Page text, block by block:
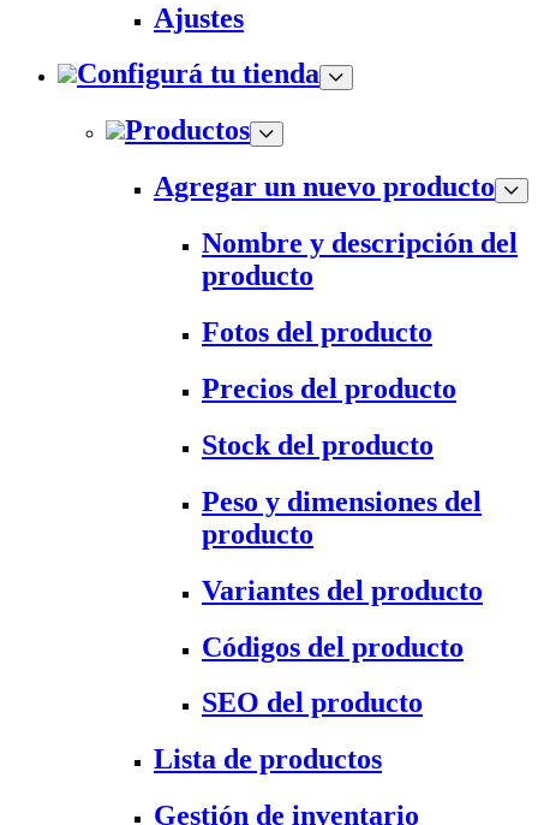
Ajustes
Configurá tu tienda
Productos
Agregar un nuevo producto
Nombre y descripción del
producto
Fotos del producto
Precios del producto
Stock del producto
Peso y dimensiones del
producto
Variantes del producto
Códigos del producto
SEO del producto
Lista de productos
Gestión de inventario